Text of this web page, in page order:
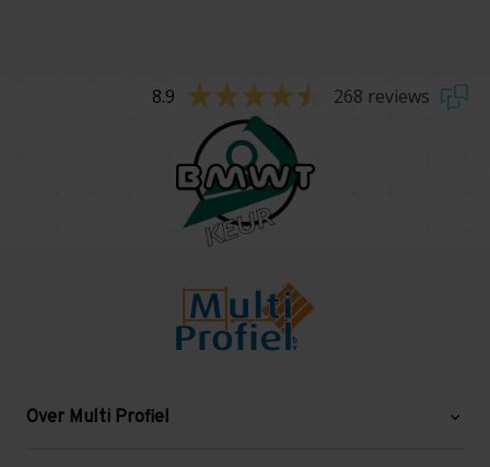
8.9 268 reviews
Over Multi Profiel